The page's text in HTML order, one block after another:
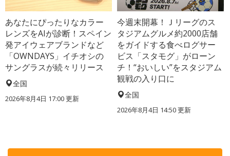
あなたにぴったりなカラー
レンズをAIが診断！スペイン
発アイウェアブランドなど
「OWNDAYS」イチオシの
サングラスが続々リリース
全国
2026年8月4日 17:00更新
今週末開幕！Ｊリーグのス
タジアムグルメ約2000店舗
をガイドする食べログサー
ビス「スタモグ」がローン
チ！“おいしい”をスタジアム
観戦の入り口に
全国
2026年8月4日 14:50更新